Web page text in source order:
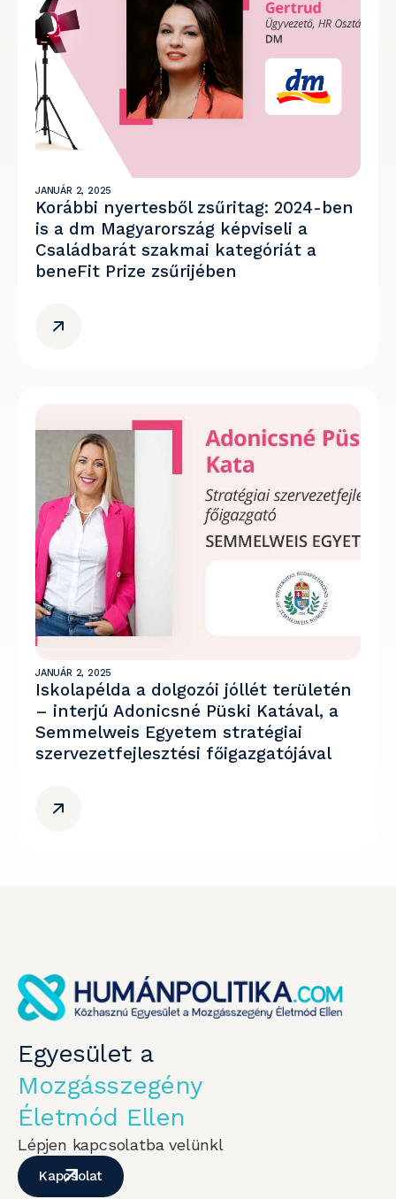
JANUÁR 2, 2025
Korábbi nyertesből zsűritag: 2024-ben
is a dm Magyarország képviseli a
Családbarát szakmai kategóriát a
beneFit Prize zsűrijében
JANUÁR 2, 2025
Iskolapélda a dolgozói jóllét területén
– interjú Adonicsné Püski Katával, a
Semmelweis Egyetem stratégiai
szervezetfejlesztési főigazgatójával
Egyesület a
Mozgásszegény
Életmód Ellen
Lépjen kapcsolatba velünkl
Kapcsolat